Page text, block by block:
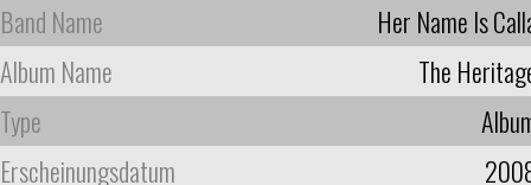
Band Name
Her Name Is
Album Name
The
Type
Erscheinungsdatum